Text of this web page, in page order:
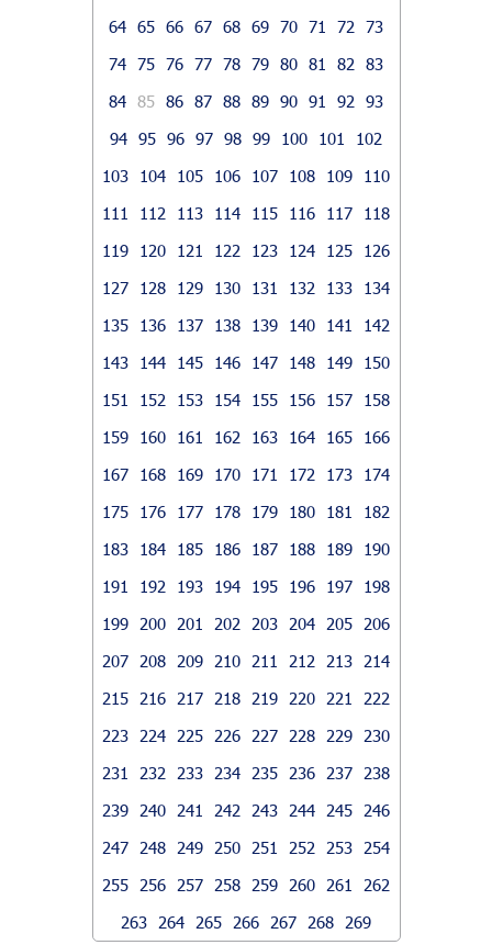
64 65 66 67 68 69 70 71 72
73
74 75 76 77 78 79 80 81 82
83
84 85 86 87 88 89 90 91 92
93
94 95 96 97 98 99 100 101
102
103
104 105 106 107 108 109
110
111
112 113 114 115 116 117
118
119
120 121 122 123 124 125
126
127
128 129 130 131 132 133
134
135
136 137 138 139 140 141
142
143
144 145 146 147 148 149
150
151
152 153 154 155 156 157
158
159
160 161 162 163 164 165
166
167
168 169 170 171 172 173
174
175
176 177 178 179 180 181
182
183
184 185 186 187 188 189
190
191
192 193 194 195 196 197
198
199
200 201 202 203 204 205
206
207
208 209 210 211 212 213
214
215
216 217 218 219 220 221
222
223
224 225 226 227 228 229
230
231
232 233 234 235 236 237
238
239
240 241 242 243 244 245
246
247
248 249 250 251 252 253
254
255
256 257 258 259 260 261
262
263
264 265 266 267 268 269